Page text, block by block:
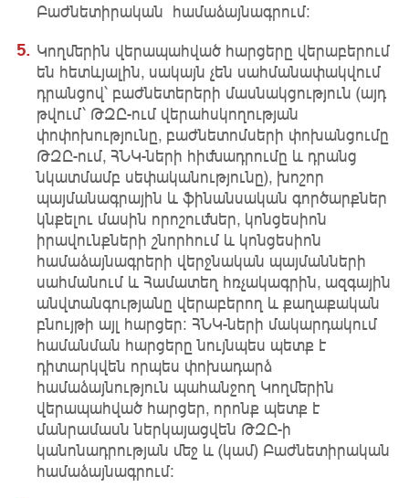
Բաժնետիրական համաձայնագրում:
Կողմերին վերապահված հարցերը վերաբերում
են հետևյալին, սակայն չեն սահմանափակվում
դրանցով՝ բաժնետերերի մասնակցություն (այդ
թվում՝ ԹԶԸ-ում վերահսկողության
փոփոխությունը, բաժնետոմսերի փոխանցումը
ԹԶԸ-ում, ՀՆԿ-ների հիմնադրումը և դրանց
նկատմամբ սեփականությունը), խոշոր
պայմանագրային և ֆինանսական գործարքներ
կնքելու մասին որոշումներ, կոնցեսիոն
իրավունքների շնորհում և կոնցեսիոն
համաձայնագրերի վերջնական պայմանների
սահմանում և Համատեղ հռչակագրին, ազգային
անվտանգությանը վերաբերող և քաղաքական
բնույթի այլ հարցեր: ՀՆԿ-ների մակարդակում
համանման հարցերը նույնպես պետք է
դիտարկվեն որպես փոխադարձ
համաձայնություն պահանջող Կողմերին
վերապահված հարցեր, որոնք պետք է
մանրամասն ներկայացվեն ԹԶԸ-ի
կանոնադրության մեջ և (կամ) Բաժնետիրական
համաձայնագրում: